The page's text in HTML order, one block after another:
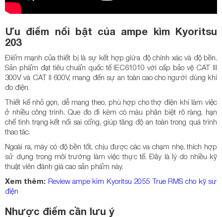
Ưu điểm nổi bật của ampe kìm Kyoritsu
203
Điểm mạnh của thiết bị là sự kết hợp giữa độ chính xác và độ bền.
Sản phẩm đạt tiêu chuẩn quốc tế IEC61010 với cấp bảo vệ CAT III
300V và CAT II 600V, mang đến sự an toàn cao cho người dùng khi
đo điện.
Thiết kế nhỏ gọn, dễ mang theo, phù hợp cho thợ điện khi làm việc
ở nhiều công trình. Que đo đi kèm có màu phân biệt rõ ràng, hạn
chế tình trạng kết nối sai cổng, giúp tăng độ an toàn trong quá trình
thao tác.
Ngoài ra, máy có độ bền tốt, chịu được các va chạm nhẹ, thích hợp
sử dụng trong môi trường làm việc thực tế. Đây là lý do nhiều kỹ
thuật viên đánh giá cao sản phẩm này.
Xem thêm: Review ampe kìm Kyoritsu 2055 True RMS cho kỹ sư
điện
Nhược điểm cần lưu ý